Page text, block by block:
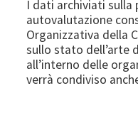
I dati archiviati
autovalutazione
Organizzativa della
sullo stato dell’arte
all’interno delle
verrà condiviso